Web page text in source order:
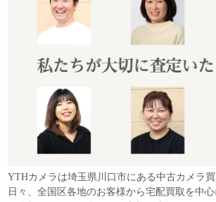
YTHカメラは埼玉県川口市にある中古カメラ買
日々、全国区各地のお客様から宅配買取を中